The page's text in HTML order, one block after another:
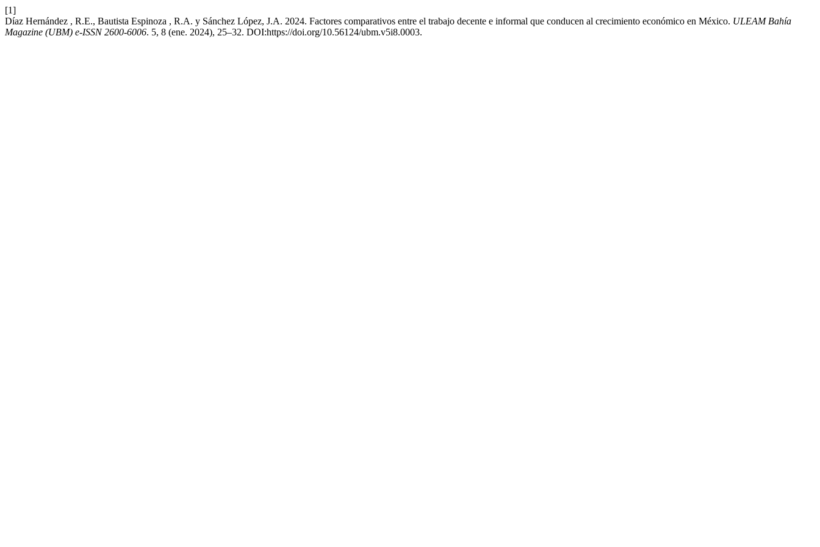
[1]
Díaz Hernández , R.E., Bautista Espinoza , R.A. y Sánchez López, J.A. 2024. Factores comparativos entre el trabajo decente e informal que conducen al crecimiento económico en México. ULEAM Bahía
Magazine (UBM) e-ISSN 2600-6006. 5, 8 (ene. 2024), 25–32. DOI:https://doi.org/10.56124/ubm.v5i8.0003.